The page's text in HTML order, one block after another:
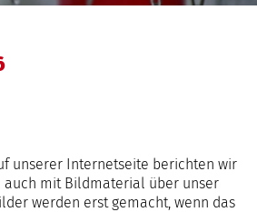
unserer Internetseite berichten wir
auch mit Bildmaterial über unser
werden erst gemacht, wenn das